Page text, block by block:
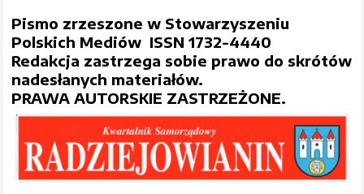
Pismo zrzeszone w Stowarzyszeniu
Polskich Mediów ISSN 1732-4440
Redakcja zastrzega sobie prawo do skrótów
nadesłanych materiałów.
PRAWA AUTORSKIE ZASTRZEŻONE.